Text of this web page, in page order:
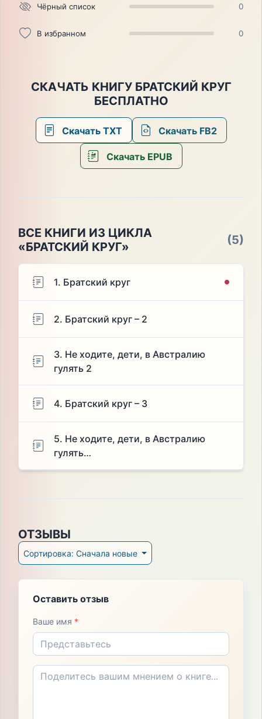
Чёрный список 0
В избранном 0
СКАЧАТЬ КНИГУ БРАТСКИЙ КРУГ
БЕСПЛАТНО
Скачать TXT Скачать FB2
Скачать EPUB
ВСЕ КНИГИ ИЗ ЦИКЛА
«БРАТСКИЙ КРУГ»
(5)
1. Братский круг
2. Братский круг – 2
3. Не ходите, дети, в Австралию
гулять 2
4. Братский круг – 3
5. Не ходите, дети, в Австралию
гулять…
ОТЗЫВЫ
Сортировка: Сначала новые
Оставить отзыв
Ваше имя *